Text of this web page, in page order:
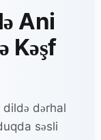
Ani
Kəşf
dərhal
səsli